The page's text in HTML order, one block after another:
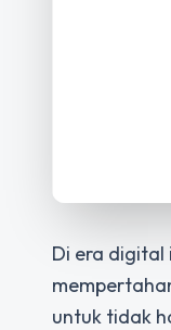
Di era digital
untuk tidak